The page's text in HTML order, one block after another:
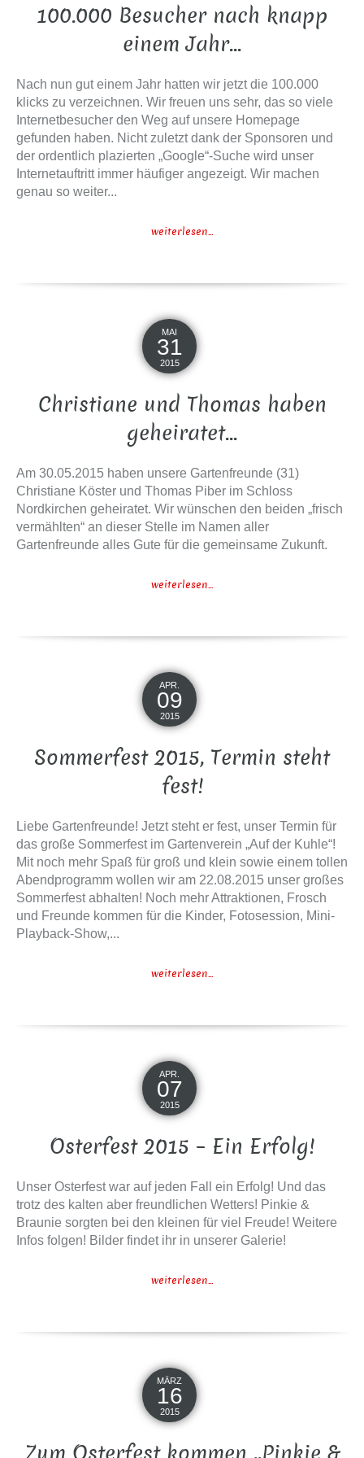
100.000 Besucher nach knapp
einem Jahr…
Nach nun gut einem Jahr hatten wir jetzt die 100.000
klicks zu verzeichnen. Wir freuen uns sehr, das so viele
Internetbesucher den Weg auf unsere Homepage
gefunden haben. Nicht zuletzt dank der Sponsoren und
der ordentlich plazierten „Google“-Suche wird unser
Internetauftritt immer häufiger angezeigt. Wir machen
genau so weiter...
weiterlesen...
MAI
31
2015
Christiane und Thomas haben
geheiratet…
Am 30.05.2015 haben unsere Gartenfreunde (31)
Christiane Köster und Thomas Piber im Schloss
Nordkirchen geheiratet. Wir wünschen den beiden „frisch
vermählten“ an dieser Stelle im Namen aller
Gartenfreunde alles Gute für die gemeinsame Zukunft.
weiterlesen...
APR.
09
2015
Sommerfest 2015, Termin steht
fest!
Liebe Gartenfreunde! Jetzt steht er fest, unser Termin für
das große Sommerfest im Gartenverein „Auf der Kuhle“!
Mit noch mehr Spaß für groß und klein sowie einem tollen
Abendprogramm wollen wir am 22.08.2015 unser großes
Sommerfest abhalten! Noch mehr Attraktionen, Frosch
und Freunde kommen für die Kinder, Fotosession, Mini-
Playback-Show,...
weiterlesen...
APR.
07
2015
Osterfest 2015 – Ein Erfolg!
Unser Osterfest war auf jeden Fall ein Erfolg! Und das
trotz des kalten aber freundlichen Wetters! Pinkie &
Braunie sorgten bei den kleinen für viel Freude! Weitere
Infos folgen! Bilder findet ihr in unserer Galerie!
weiterlesen...
MÄRZ
16
2015